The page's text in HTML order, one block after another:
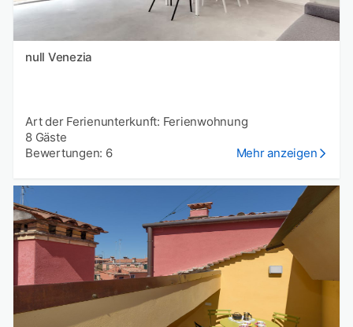
null Venezia
Art der Ferienunterkunft: Ferienwohnung
8 Gäste
Bewertungen: 6
Mehr anzeigen